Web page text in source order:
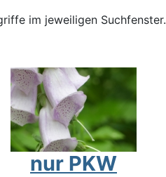
im jeweiligen Suchfenster.
nur PKW